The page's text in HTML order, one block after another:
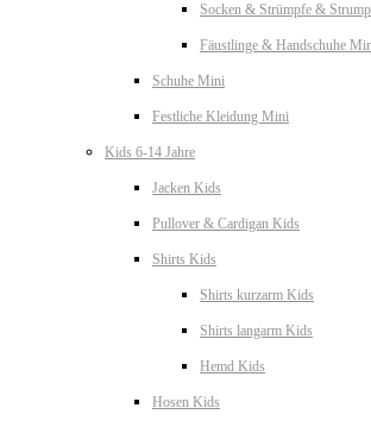
Socken & Strümpfe &
Fäustlinge & Handschuhe
Schuhe Mini
Festliche Kleidung Mini
Kids 6-14 Jahre
Jacken Kids
Pullover & Cardigan Kids
Shirts Kids
Shirts kurzarm Kids
Shirts langarm Kids
Hemd Kids
Hosen Kids